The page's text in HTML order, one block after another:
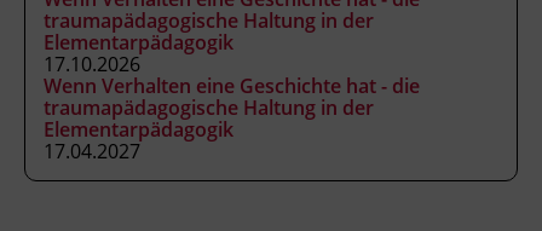
Abschluss
Kursbesuchsbestätigung
Hinweis
Diese Fortbildung gilt als jährlicher
traumapädagogische Haltung in der
Elementarpädagogik
17.10.2026
Wenn Verhalten eine Geschichte hat - die
traumapädagogische Haltung in der
Elementarpädagogik
17.04.2027